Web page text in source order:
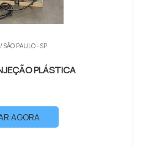
SÃO PAULO - SP
PLÁSTICA
AGORA